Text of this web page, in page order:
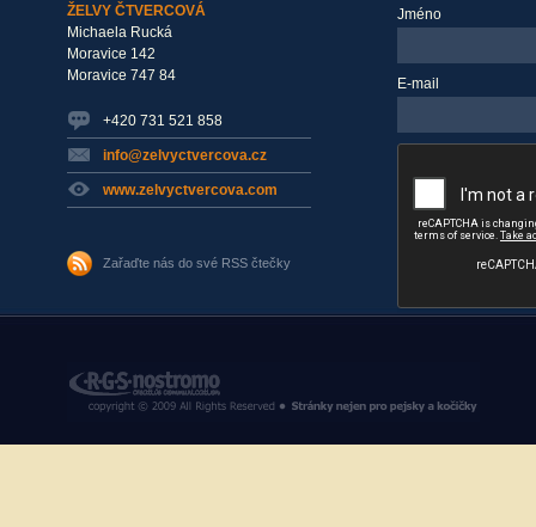
ŽELVY ČTVERCOVÁ
Michaela Rucká
Moravice 142
Moravice 747 84
+420 731 521 858
info@zelvyctvercova.cz
www.zelvyctvercova.com
Zařaďte nás do své RSS čtečky
Jméno
E-mail
RGS Nostromo